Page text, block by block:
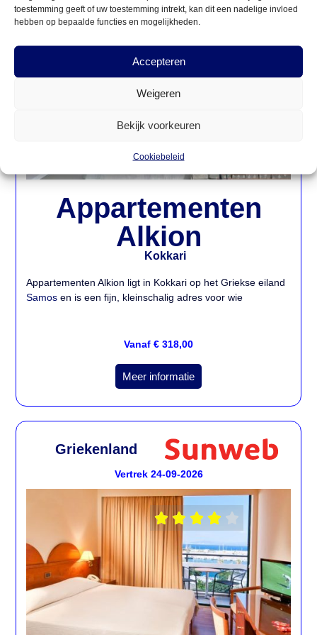
toestemming geeft of uw toestemming intrekt, kan dit een nadelige invloed
hebben op bepaalde functies en mogelijkheden.
Accepteren
Weigeren
Bekijk voorkeuren
Cookiebeleid
Appartementen
Alkion
Kokkari
Appartementen Alkion ligt in Kokkari op het Griekse eiland
Samos en is een fijn, kleinschalig adres voor wie
Vanaf € 318,00
Meer informatie
Griekenland
Vertrek 24-09-2026
    